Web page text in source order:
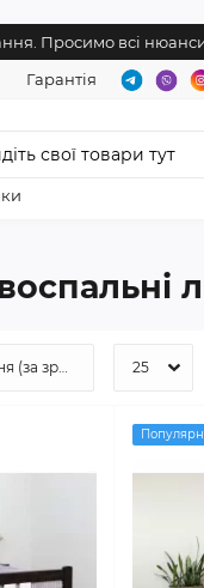
Просимо всі
Гарантія